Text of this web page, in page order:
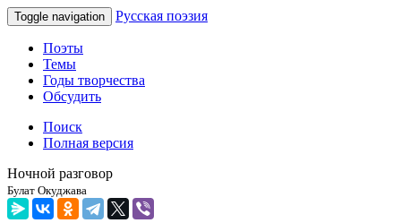
Toggle navigation Русская поэзия
Поэты
Темы
Годы творчества
Обсудить
Поиск
Полная версия
Ночной разговор
Булат Окуджава